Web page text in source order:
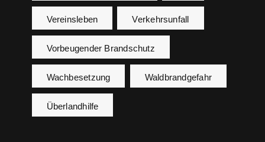
Vereinsleben Verkehrsunfall
Vorbeugender Brandschutz
Wachbesetzung Waldbrandgefahr
Überlandhilfe